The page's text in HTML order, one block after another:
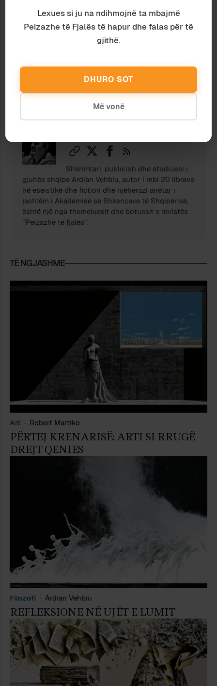
Nëse ju pëlqeu ky shkrim, lutemi konsideroni
të dhuroni diçka nëpërmjet butonit, në
shenjë mirëkuptimi dhe mbështetjeje për
Shkrimtari, publicisti dhe studiuesi i
gjuhës shqipe Ardian Vehbiu, autor i mbi 20 librave
në eseistikë dhe fiction dhe njëherazi anëtar i
jashtëm i Akademisë së Shkencave të Shqipërisë,
është një nga themeluesit dhe botuesit e revistës
“Peizazhe të fjalës”.
TË NGJASHME
Art Robert Martiko
PËRTEJ KRENARISË: ARTI SI RRUGË
DREJT QENIES
Filozofi Ardian Vehbiu
REFLEKSIONE NË UJËT E LUMIT
Lexues si ju na ndihmojnë ta mbajmë
Peizazhe të Fjalës të hapur dhe falas për të
gjithë.
DHURO SOT
Më vonë